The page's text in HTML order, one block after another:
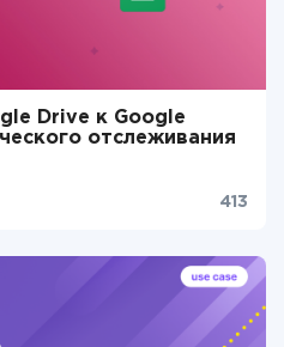
Drive к Google
отслеживания
413